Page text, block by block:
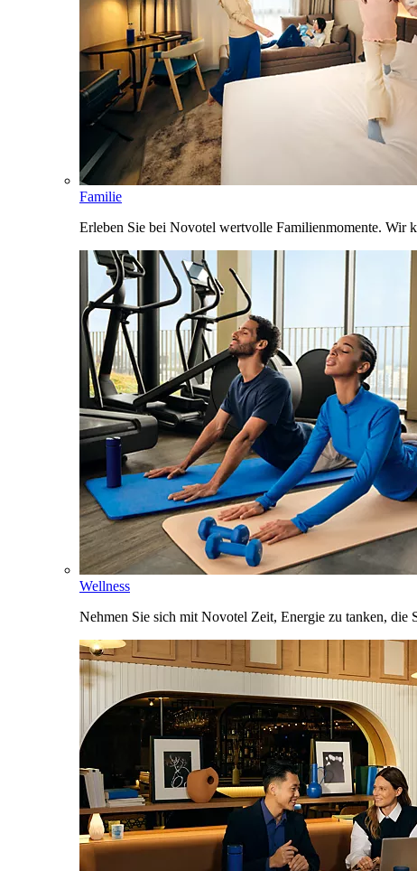
Familie
Erleben Sie bei Novotel wertvolle Familienmomente. Wir
Wellness
Nehmen Sie sich mit Novotel Zeit, Energie zu tanken,